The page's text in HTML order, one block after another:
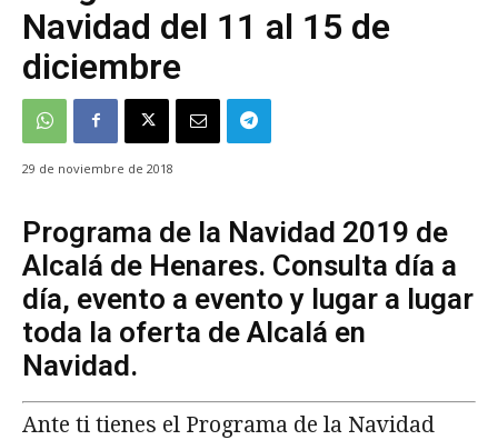
Navidad del 11 al 15 de
diciembre
29 de noviembre de 2018
Programa de la Navidad 2019 de
Alcalá de Henares. Consulta día a
día, evento a evento y lugar a lugar
toda la oferta de Alcalá en
Navidad.
Ante ti tienes el Programa de la Navidad